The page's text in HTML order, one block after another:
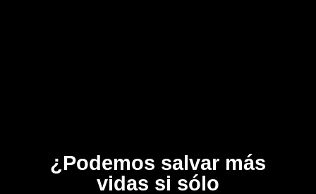
¿Podemos salvar más
vidas si sólo